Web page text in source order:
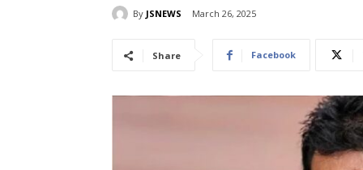
By JSNEWS March 26, 2025
Share Facebook